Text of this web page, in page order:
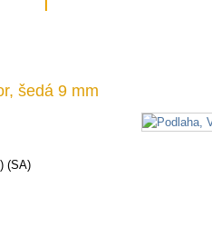
šedá 9 mm
(SA)